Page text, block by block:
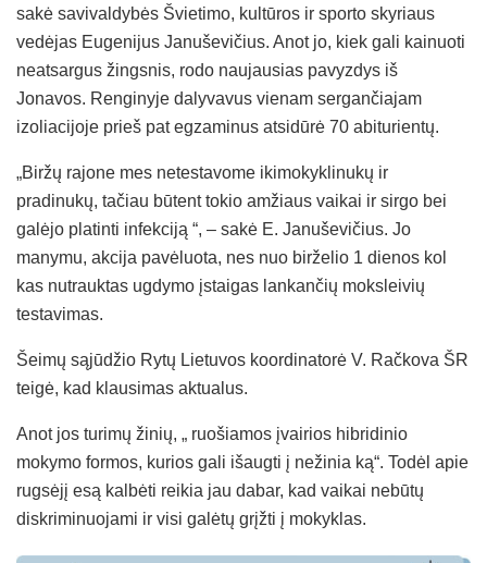
sakė savivaldybės Švietimo, kultūros ir sporto skyriaus
vedėjas Eugenijus Januševičius. Anot jo, kiek gali kainuoti
neatsargus žingsnis, rodo naujausias pavyzdys iš
Jonavos. Renginyje dalyvavus vienam sergančiajam
izoliacijoje prieš pat egzaminus atsidūrė 70 abiturientų.
„Biržų rajone mes netestavome ikimokyklinukų ir
pradinukų, tačiau būtent tokio amžiaus vaikai ir sirgo bei
galėjo platinti infekciją “, – sakė E. Januševičius. Jo
manymu, akcija pavėluota, nes nuo birželio 1 dienos kol
kas nutrauktas ugdymo įstaigas lankančių moksleivių
testavimas.
Šeimų sąjūdžio Rytų Lietuvos koordinatorė V. Račkova ŠR
teigė, kad klausimas aktualus.
Anot jos turimų žinių, „ ruošiamos įvairios hibridinio
mokymo formos, kurios gali išaugti į nežinia ką“. Todėl apie
rugsėjį esą kalbėti reikia jau dabar, kad vaikai nebūtų
diskriminuojami ir visi galėtų grįžti į mokyklas.